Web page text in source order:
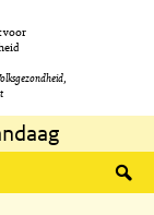
voor